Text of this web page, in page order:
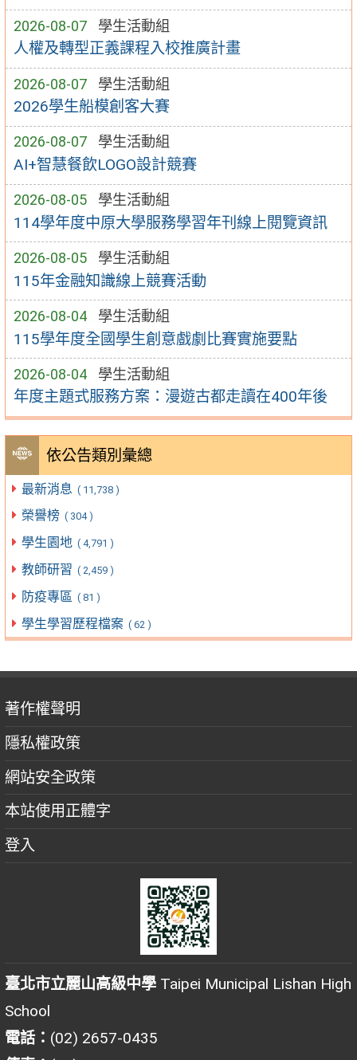
2026-08-07 學生活動組
人權及轉型正義課程入校推廣計畫
2026-08-07 學生活動組
2026學生船模創客大賽
2026-08-07 學生活動組
AI+智慧餐飲LOGO設計競賽
2026-08-05 學生活動組
114學年度中原大學服務學習年刊線上閱覽資訊
2026-08-05 學生活動組
115年金融知識線上競賽活動
2026-08-04 學生活動組
115學年度全國學生創意戲劇比賽實施要點
2026-08-04 學生活動組
年度主題式服務方案：漫遊古都走讀在400年後
依公告類別彙總
最新消息 ( 11,738 )
榮譽榜 ( 304 )
學生園地 ( 4,791 )
教師研習 ( 2,459 )
防疫專區 ( 81 )
學生學習歷程檔案 ( 62 )
著作權聲明
隱私權政策
網站安全政策
本站使用正體字
登入
臺北市立麗山高級中學 Taipei Municipal Lishan High
School
電話： (02) 2657-0435